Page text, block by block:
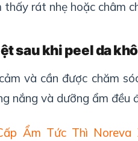
rát nhẹ hoặc châm
sau khi peel da
và cần được chăm
nắng và dưỡng ẩm đều
Ẩm Tức Thì Noreva